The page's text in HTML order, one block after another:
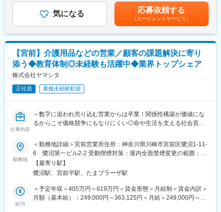
がりを大切にしたいと思います。
同会の役割は目の前に困っている人、助けを求めている人がいた
ら、手を差し伸べる、共に考え、行動することです。それがラフ
ァエル会の使命でもあります。
変更の範囲：会社の定める業務
難しく考えなくてOK！「月次目標の達成に向け、週次目標を立て
て行動をした経験」などが活かせる！
ケアマネや実際に介護用品を使用する個人のお客様との信頼関係
を構築していただき、顧客も気づいていないニーズを発掘してい
ただきます。
現。データに基づく再現性の高い営業が可能です。
ケア→予防にシフトした提案など競合にはない取り組みも実施し
■業務詳細
に、信頼関係を深めながら潜在ニーズを発掘
・利用者宅への訪問を通じて介護用品の使用状況を確認し、ケア
マネへ最適な改善提案を実施
・地域の居宅介護支援事業所などへ訪問し、紹介・反響を元に新
■フォロー体制
万（月給36万＋賞与＋諸手当）・所長：入社5年目760万（月給44
万＋賞与＋諸手当）賃金はあくまでも目安の金額であり、選考を
通じて上下する可能性があります。月給(月額)は固定手当を含めた
表記です。
気になる 応募依頼する
（エージェントサービス）
【宮前】介護用品などの営業／顧客の課題解決に寄り
添う◆教育体制◎未経験も活躍中◆業界トップシェア
株式会社ヤマシタ
正社員 業種未経験歓迎
仕事内容
～数字に追われ売り込む営業からは卒業！関係性構築が価値にな
るからこそ価格競争にもなりにくい◎命や生活を支える社会貢献
◇自動車ディーラーや保険営業など、他業界からの入社が7割！充
実の研修制度
◇生成AIを活用し再現性の高い営業が可能！チーム制で働きやす
く、且つ質の高いサービスを提供
◇成果とプロセスが評価される明確な評価制度あり！最大年４回
の昇進・昇格制度により、スピード感をもったキャリア形成も可
能
◇業界トップ級シェア！売上も右肩上がり。2030年に業界No.1に
勤務地
＜勤務地詳細＞宮前営業所住所：神奈川県川崎市宮前区鷺沼1-11-
6 鷺沼第一ビル2-2 受動喫煙対策：屋内全面禁煙変更の範囲：本
文参照
【最寄り駅】
鷺沼駅、宮前平駅、たまプラーザ駅
給与
＜予定年収＞405万円～619万円＜賃金形態＞月給制＜賃金内訳＞
月額（基本給）：249,000円～363,125円＜月給＞249,000円～